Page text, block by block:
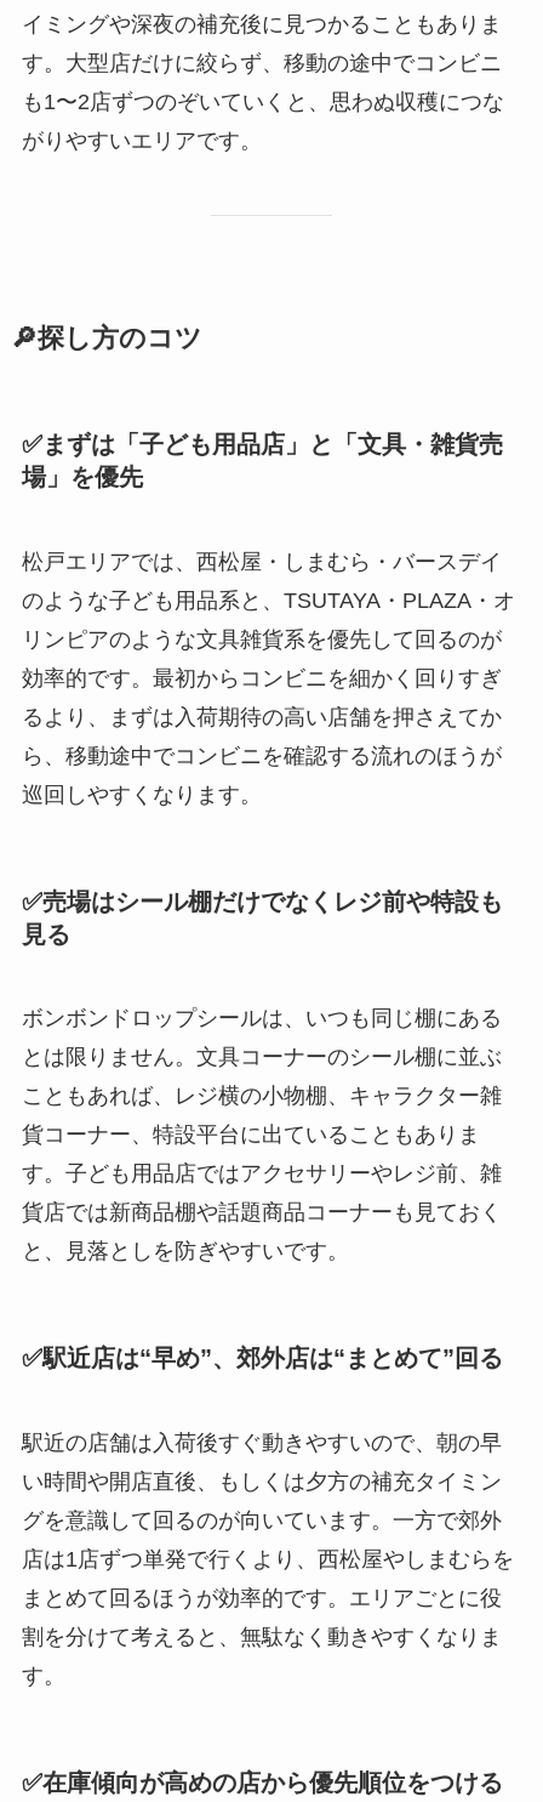
イミングや深夜の補充後に見つかることもありま
す。大型店だけに絞らず、移動の途中でコンビニ
も1〜2店ずつのぞいていくと、思わぬ収穫につな
がりやすいエリアです。
🔎探し方のコツ
✅まずは「子ども用品店」と「文具・雑貨売
場」を優先
松戸エリアでは、西松屋・しまむら・バースデイ
のような子ども用品系と、TSUTAYA・PLAZA・オ
リンピアのような文具雑貨系を優先して回るのが
効率的です。最初からコンビニを細かく回りすぎ
るより、まずは入荷期待の高い店舗を押さえてか
ら、移動途中でコンビニを確認する流れのほうが
巡回しやすくなります。
✅売場はシール棚だけでなくレジ前や特設も
見る
ボンボンドロップシールは、いつも同じ棚にある
とは限りません。文具コーナーのシール棚に並ぶ
こともあれば、レジ横の小物棚、キャラクター雑
貨コーナー、特設平台に出ていることもありま
す。子ども用品店ではアクセサリーやレジ前、雑
貨店では新商品棚や話題商品コーナーも見ておく
と、見落としを防ぎやすいです。
✅駅近店は“早め”、郊外店は“まとめて”回る
駅近の店舗は入荷後すぐ動きやすいので、朝の早
い時間や開店直後、もしくは夕方の補充タイミン
グを意識して回るのが向いています。一方で郊外
店は1店ずつ単発で行くより、西松屋やしまむらを
まとめて回るほうが効率的です。エリアごとに役
割を分けて考えると、無駄なく動きやすくなりま
す。
✅在庫傾向が高めの店から優先順位をつける